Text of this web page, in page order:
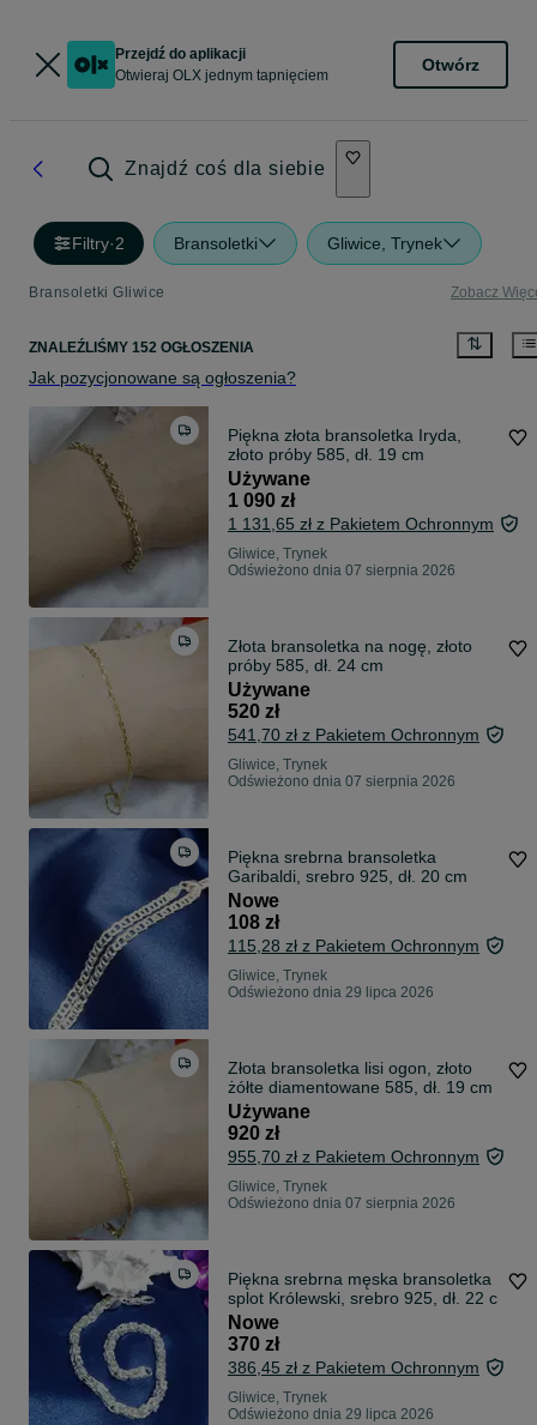
Przejdź do aplikacji
Otwieraj OLX jednym tapnięciem
Otwórz
Znajdź coś dla siebie
Filtry·2 Bransoletki Gliwice, Trynek
Bransoletki Gliwice Zobacz
ZNALEŹLIŚMY 152 OGŁOSZENIA
Jak pozycjonowane są ogłoszenia?
Piękna złota bransoletka Iryda,
złoto próby 585, dł. 19 cm
Używane
1 090 zł
1 131,65 zł z Pakietem Ochronnym
Gliwice, Trynek
Odświeżono dnia 07 sierpnia 2026
Złota bransoletka na nogę, złoto
próby 585, dł. 24 cm
Używane
520 zł
541,70 zł z Pakietem Ochronnym
Gliwice, Trynek
Odświeżono dnia 07 sierpnia 2026
Piękna srebrna bransoletka
Garibaldi, srebro 925, dł. 20 cm
Nowe
108 zł
115,28 zł z Pakietem Ochronnym
Gliwice, Trynek
Odświeżono dnia 29 lipca 2026
Złota bransoletka lisi ogon, złoto
żółte diamentowane 585, dł. 19 cm
Używane
920 zł
955,70 zł z Pakietem Ochronnym
Gliwice, Trynek
Odświeżono dnia 07 sierpnia 2026
Piękna srebrna męska bransoletka
splot Królewski, srebro 925, dł. 22 c
Nowe
370 zł
386,45 zł z Pakietem Ochronnym
Gliwice, Trynek
Odświeżono dnia 29 lipca 2026